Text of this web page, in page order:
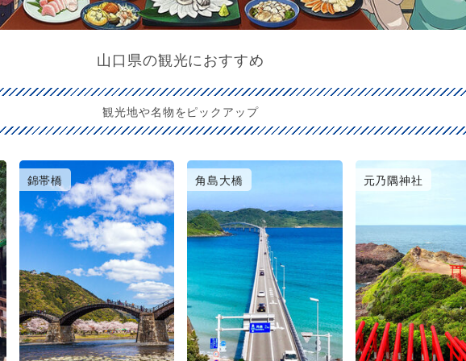
山口県の観光におすすめ
観光地や名物をピックアップ
錦帯橋 角島大橋 元乃隅神社